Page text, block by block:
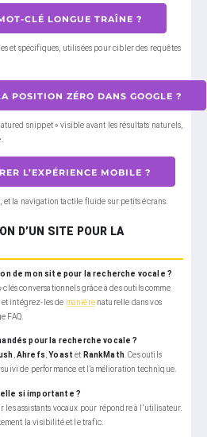
CLÉ LONGUE TRAÎNE ?
et spécifiques, utilisées pour cibler des requêtes
POSITION ZÉRO DANS GOOGLE ?
snippet » visible avant les résultats naturels,
L’EXPÉRIENCE MOBILE ?
la navigation tactile fluide sur petits écrans.
D’UN SITE POUR LA
de mon site pour la recherche vocale ?
conversationnels grâce à des outils comme
et intégrez-les de manièrenaturelle dans vos
FAQ.
pour la recherche vocale ?
,Ahrefs,Yoast et RankMath. Ces outils
de performance et l’amélioration technique.
si importante ?
les assistants vocaux pour répondre à l’utilisateur.
la visibilité et le trafic.